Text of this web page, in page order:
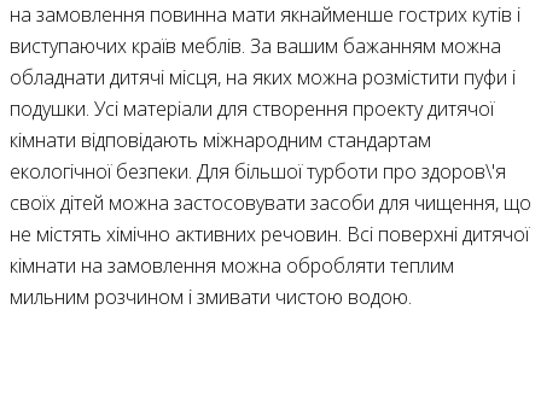
на замовлення повинна мати якнайменше гострих кутів і
виступаючих країв меблів. За вашим бажанням можна
обладнати дитячі місця, на яких можна розмістити пуфи і
подушки. Усі матеріали для створення проекту дитячої
кімнати відповідають міжнародним стандартам
екологічної безпеки. Для більшої турботи про здоров\'я
своїх дітей можна застосовувати засоби для чищення, що
не містять хімічно активних речовин. Всі поверхні дитячої
кімнати на замовлення можна обробляти теплим
мильним розчином і змивати чистою водою.